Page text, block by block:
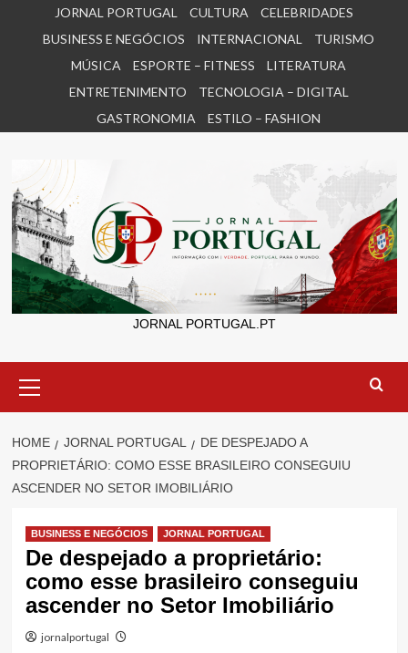
JORNAL PORTUGAL CULTURA
CELEBRIDADES
BUSINESS E NEGÓCIOS
INTERNACIONAL
TURISMO
MÚSICA
ESPORTE – FITNESS
LITERATURA
ENTRETENIMENTO
TECNOLOGIA – DIGITAL
GASTRONOMIA
ESTILO – FASHION
JORNAL PORTUGAL.PT
Menu
HOME JORNAL PORTUGAL
DE DESPEJADO A
PROPRIETÁRIO: COMO ESSE BRASILEIRO CONSEGUIU
ASCENDER NO SETOR IMOBILIÁRIO
BUSINESS E NEGÓCIOS JORNAL PORTUGAL
De despejado a proprietário:
como esse brasileiro conseguiu
ascender no Setor Imobiliário
jornalportugal